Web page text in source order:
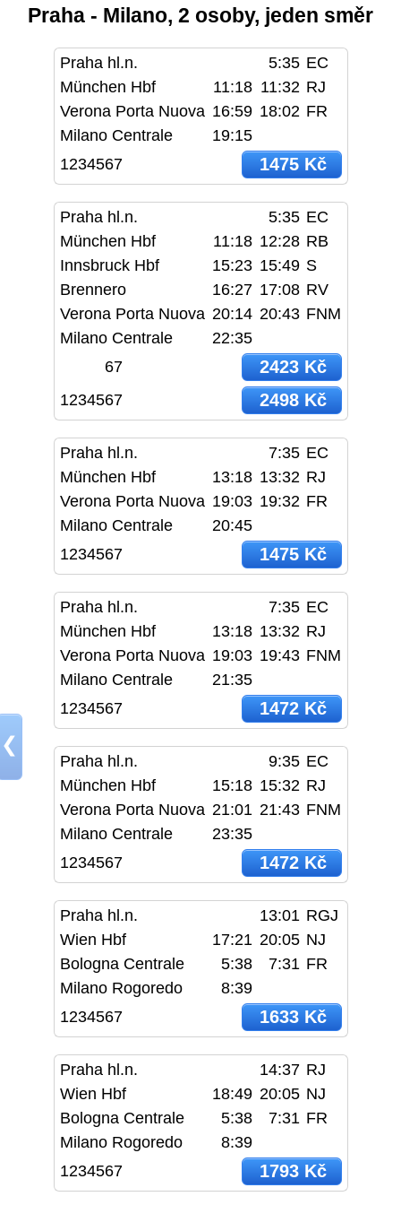
❮
Praha - Milano, 2 osoby, jeden směr
Praha hl.n. 5:35 EC
München Hbf
11:18 11:32 RJ
Verona Porta Nuova 16:59 18:02 FR
Milano Centrale
19:15
1234567
1475 Kč
Praha hl.n. 5:35 EC
München Hbf
11:18 12:28 RB
Innsbruck Hbf
15:23 15:49 S
Brennero
16:27 17:08 RV
Verona Porta Nuova 20:14 20:43 FNM
Milano Centrale
22:35
67
2423 Kč
1234567 2498 Kč
Praha hl.n. 7:35 EC
München Hbf
13:18 13:32 RJ
Verona Porta Nuova 19:03 19:32 FR
Milano Centrale
20:45
1234567
1475 Kč
Praha hl.n. 7:35 EC
München Hbf
13:18 13:32 RJ
Verona Porta Nuova 19:03 19:43 FNM
Milano Centrale
21:35
1234567
1472 Kč
Praha hl.n. 9:35 EC
München Hbf
15:18 15:32 RJ
Verona Porta Nuova 21:01 21:43 FNM
Milano Centrale
23:35
1234567
1472 Kč
Praha hl.n. 13:01 RGJ
Wien Hbf
17:21 20:05 NJ
Bologna Centrale
5:38 7:31 FR
Milano Rogoredo
8:39
1234567
1633 Kč
Praha hl.n. 14:37 RJ
Wien Hbf
18:49 20:05 NJ
Bologna Centrale
5:38 7:31 FR
Milano Rogoredo
8:39
1234567
1793 Kč